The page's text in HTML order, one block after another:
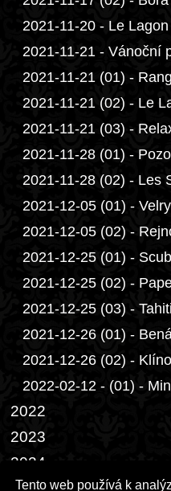
Tento web používá k
2021-11-20 - Le
2021-11-21 - Vánoční
2021-11-21 (01) -
2021-11-21 (02) - Le
2021-11-21 (03) -
2021-11-28 (01) -
2021-11-28 (02) - Les
2021-12-05 (01) -
2021-12-05 (02) -
2021-12-25 (01) -
2021-12-25 (02) -
2021-12-25 (03) - Tahiti
2021-12-26 (01) -
2021-12-26 (02) -
2022-02-12 - (01) -
2022
2023
2024